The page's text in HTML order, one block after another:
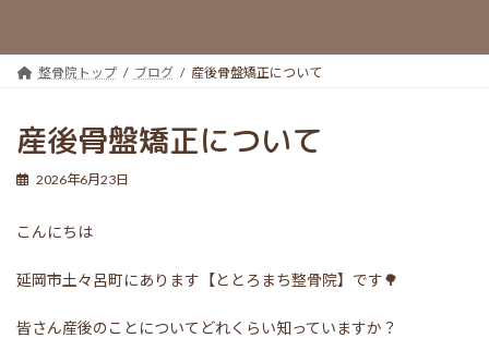
整骨院トップ ブログ 産後骨盤矯正について
産後骨盤矯正について
2026年6月23日
こんにちは
延岡市土々呂町にあります【ととろまち整骨院】です🌳
皆さん産後のことについてどれくらい知っていますか？